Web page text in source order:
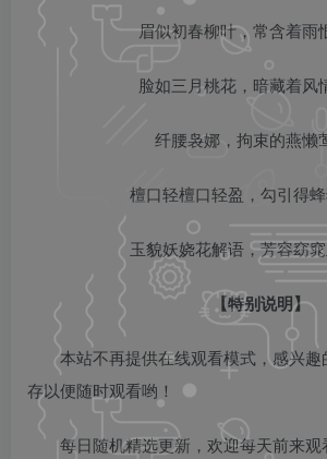
眉似初春柳叶，常含着雨
脸如三月桃花，暗藏着风
纤腰袅娜，拘束的燕懒
檀口轻檀口轻盈，勾引得蜂
玉貌妖娆花解语，芳容窈
【特别说明】
本站不再提供在线观看模式，感兴
存以便随时观看哟！
每日随机精选更新，欢迎每天前来观